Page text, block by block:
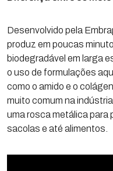
Desenvolvido pela
produz em poucas
biodegradável em larga
o uso de formulações
como o amido e o
muito comum na
uma rosca metálica para
sacolas e até alimentos.